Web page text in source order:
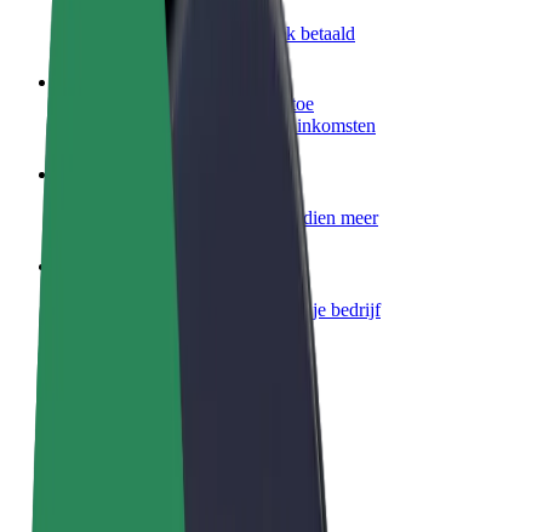
Wordt bezorger
Bezorg eten en krijg elke week betaald
Voeg een restaurant of winkel toe
Krijg meer klanten en verhoog inkomsten
Voeg je fleet toe aan Bolt en verdien meer
Bolt-producten en -services voor je bedrijf